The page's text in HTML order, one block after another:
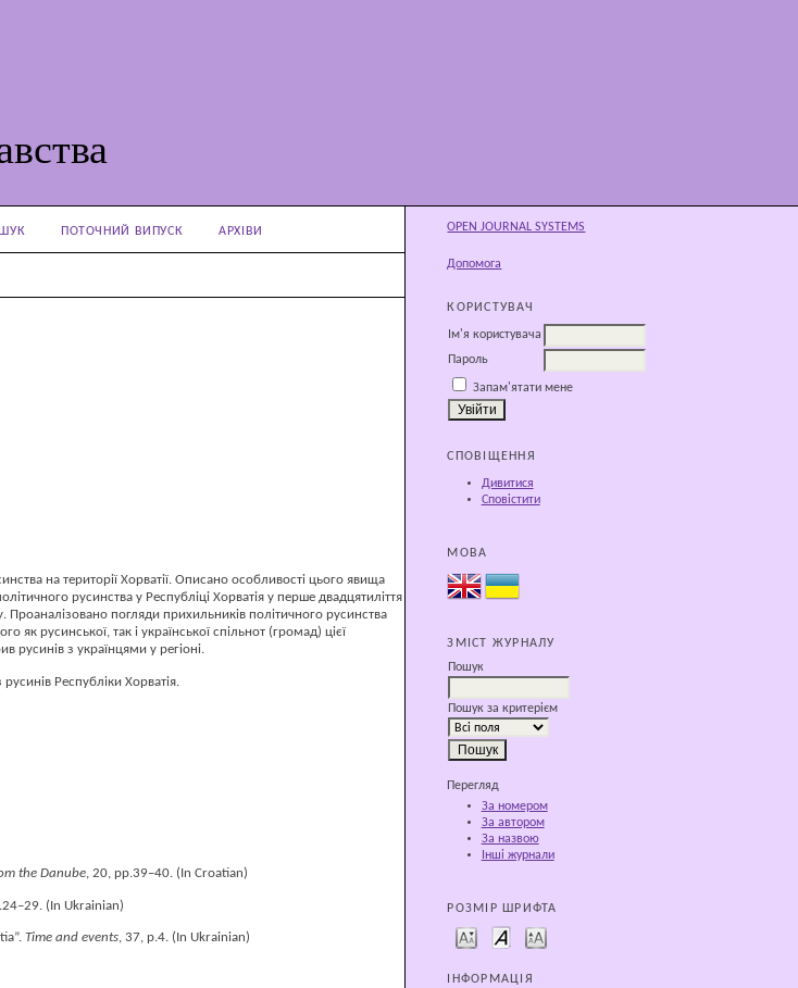
OPEN JOURNAL SYSTEMS
Допомога
КОРИСТУВАЧ
Ім'я користувача
Пароль
Запам'ятати мене
СПОВІЩЕННЯ
Дивитися
Сповістити
МОВА
ЗМІСТ ЖУРНАЛУ
Пошук
Пошук за критерієм
Перегляд
За номером
За автором
За назвою
Інші журнали
РОЗМІР ШРИФТА
ІНФОРМАЦІЯ
ПОТОЧНИЙ ВИПУСК АРХІВИ
на території Хорватії. Описано особливості цього явища
русинства у Республіці Хорватія у перше двадцятиліття
Проаналізовано погляди прихильників політичного русинства
як русинської, так і української спільнот (громад) цієї
русинів з українцями у регіоні.
Республіки Хорватія.
the Danube, 20, pp.39–40. (In Croatian)
(In Ukrainian)
Time and events, 37, p.4. (In Ukrainian)